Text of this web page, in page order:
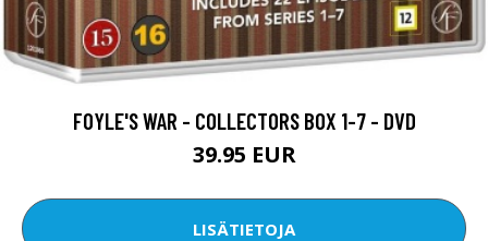
FOYLE'S WAR - COLLECTORS BOX 1-7 - DVD
39.95 EUR
LISÄTIETOJA